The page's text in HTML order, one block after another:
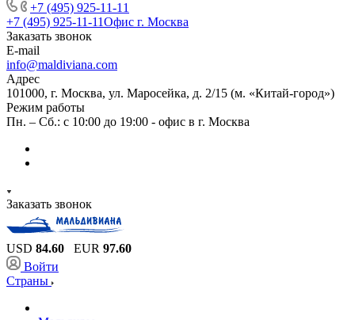
+7 (495) 925-11-11
+7 (495) 925-11-11Офис г. Москва
Заказать звонок
E-mail
info@maldiviana.com
Адрес
101000, г. Москва, ул. Маросейка, д. 2/15 (м. «Китай-город»)
Режим работы
Пн. – Сб.: с 10:00 до 19:00 - офис в г. Москва
Заказать звонок
USD 84.60 EUR 97.60
Войти
Страны